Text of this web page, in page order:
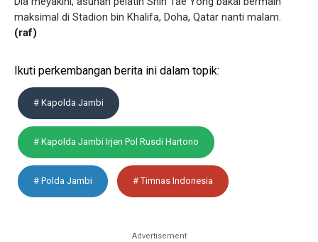
maksimal di Stadion bin Khalifa, Doha, Qatar nanti malam.
(raf)
Ikuti perkembangan berita ini dalam topik:
# Kapolda Jambi
# Kapolda Jambi Irjen Pol Rusdi Hartono
# Polda Jambi # Timnas Indonesia
Advertisement